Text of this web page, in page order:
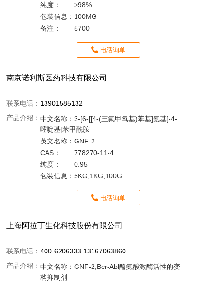
纯度：
>98%
包装信息： 100MG
备注：
5700
电话询单
南京诺利斯医药科技有限公司
联系电话： 13901585132
产品介绍：中文名称：3-[6-[[4-(三氟甲氧基)苯基]氨基]-4-
嘧啶基]苯甲酰胺
英文名称：GNF-2
CAS：
778270-11-4
纯度：
0.95
包装信息：5KG;1KG;100G
电话询单
上海阿拉丁生化科技股份有限公司
联系电话：400-6206333 13167063860
产品介绍：中文名称：GNF-2,Bcr-Abl酪氨酸激酶活性的变
构抑制剂